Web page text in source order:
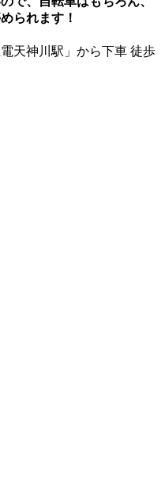
られます！
天神川駅」から下車 徒歩